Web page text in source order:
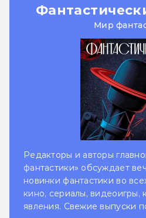
Мир
Редакторы и авторы
фантастики» обсуждает
новинки фантастики во
кино, сериалы, видеоигры,
явления. Свежие выпуски